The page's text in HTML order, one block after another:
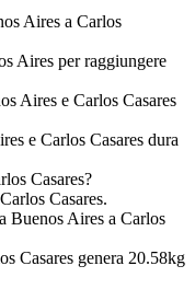
Aires a Carlos
Aires per raggiungere
Aires e Carlos Casares
e Carlos Casares dura
Casares?
Casares.
Buenos Aires a Carlos
Casares genera 20.58kg